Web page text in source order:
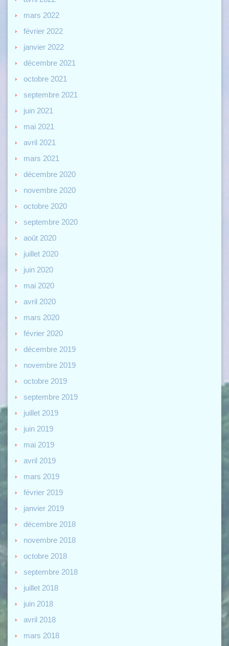
mars 2022
février 2022
janvier 2022
décembre 2021
octobre 2021
septembre 2021
juin 2021
mai 2021
avril 2021
mars 2021
décembre 2020
novembre 2020
octobre 2020
septembre 2020
août 2020
juillet 2020
juin 2020
mai 2020
avril 2020
mars 2020
février 2020
décembre 2019
novembre 2019
octobre 2019
septembre 2019
juillet 2019
juin 2019
mai 2019
avril 2019
mars 2019
février 2019
janvier 2019
décembre 2018
novembre 2018
octobre 2018
septembre 2018
juillet 2018
juin 2018
avril 2018
mars 2018